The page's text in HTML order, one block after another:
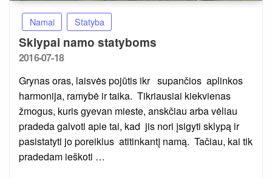
Namai Statyba
Sklypai namo statyboms
Posted
2016-07-18
Grynas oras, laisvės pojūtis ikr supančios aplinkos
harmonija, ramybė ir taika. Tikriausiai kiekvienas
žmogus, kuris gyevan mieste, anskčiau arba vėliau
pradeda galvoti apie tai, kad jis nori įsigyti sklypą ir
pasistatyti jo poreikius atitinkantį namą. Tačiau, kai tik
pradedam ieškoti …